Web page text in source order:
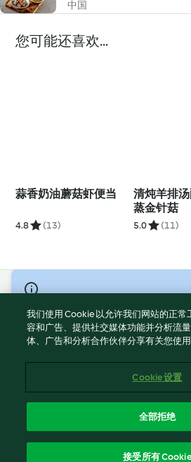
中国
您可能还喜欢...
蒜香奶油蘑菇虾便当
4.8 (13)
清炖羊排
蒸金针菇
5.0 (11)
© Copyright 2021-2023 福维克信息科
2026
使用规定
Cookies
ICP许可证号：沪通信管自贸[2026]3号
我们使用 Cookie 以允许我们网站的正常
容和广告、提供社交媒体功能并分析流
体、广告和分析合作伙伴分享有关您使用
Cookie 设置
全部拒绝
接受所有 Cookie